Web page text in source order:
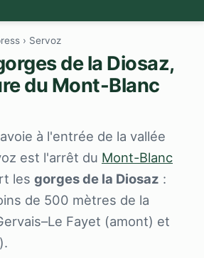
› Servoz
de la Diosaz,
du Mont-Blanc
à l'entrée de la vallée
est l'arrêt du Mont-Blanc
les gorges de la Diosaz :
de 500 mètres de la
Fayet (amont) et